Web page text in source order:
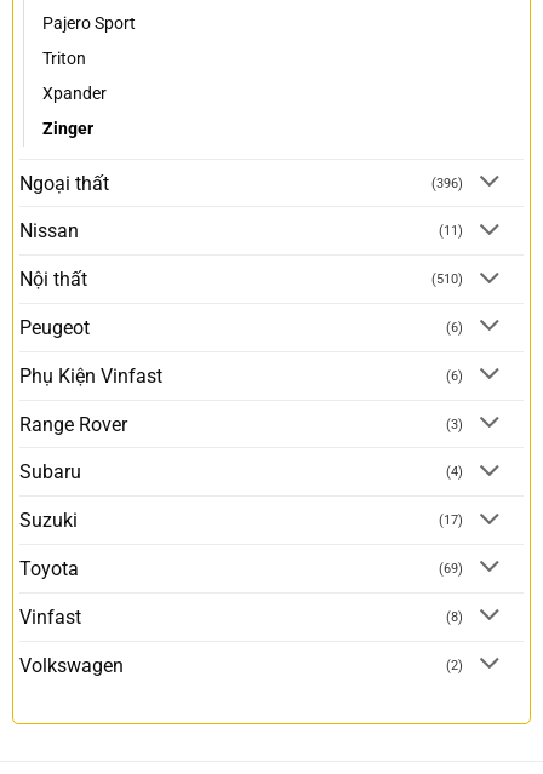
Pajero Sport
Triton
Xpander
Zinger
Ngoại thất (396)
Nissan (11)
Nội thất (510)
Peugeot (6)
Phụ Kiện Vinfast (6)
Range Rover (3)
Subaru (4)
Suzuki (17)
Toyota (69)
Vinfast (8)
Volkswagen (2)